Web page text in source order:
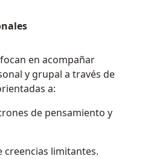
en acompañar
y grupal a través de
a:
de pensamiento y
creencias limitantes.